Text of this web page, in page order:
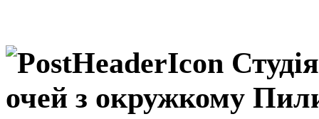
очей з окружкому